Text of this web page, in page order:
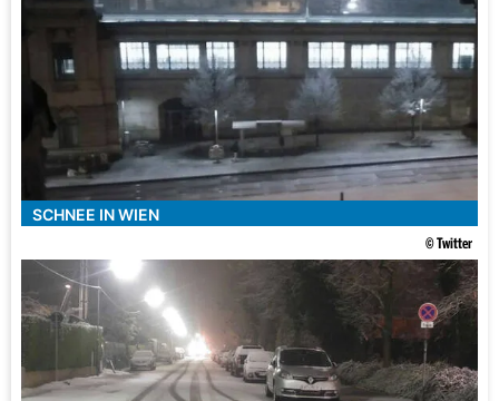
SCHNEE IN WIEN
© Twitter